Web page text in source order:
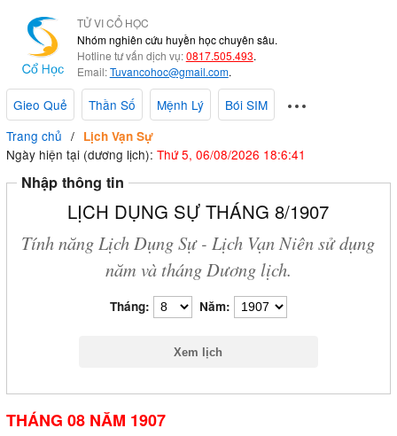
TỬ VI CỔ HỌC
Nhóm nghiên cứu huyền học chuyên sâu.
Hotline tư vấn dịch vụ:0817.505.493.
Email:Tuvancohoc@gmail.com.
Gieo Quẻ Thần Số Mệnh Lý
Bói SIM
Trang chủ
Lịch Vạn Sự
Ngày hiện tại (dương lịch): Thứ 5, 06/08/2026 18:6:42
Nhập thông tin
LỊCH DỤNG SỰ THÁNG 8/1907
Tính năng Lịch Dụng Sự - Lịch Vạn Niên sử dụng
năm và tháng Dương lịch.
Tháng: Năm:
THÁNG 08 NĂM 1907